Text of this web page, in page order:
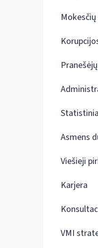
Asmens
Viešieji
Karjera
VMI